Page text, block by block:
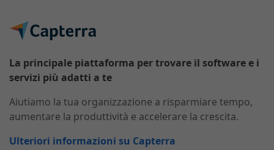
La principale piattaforma per trovare il software e i
servizi più adatti a te
Aiutiamo la tua organizzazione a risparmiare tempo,
aumentare la produttività e accelerare la crescita.
Ulteriori informazioni su Capterra